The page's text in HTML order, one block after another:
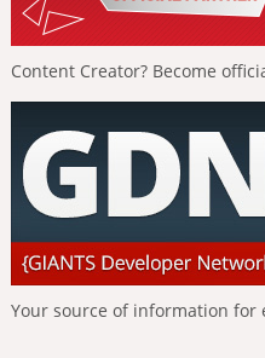
Content Creator? Become
Your source of information